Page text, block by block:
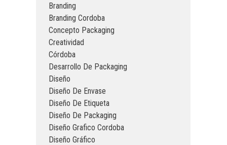
Branding
Branding Cordoba
Concepto Packaging
Creatividad
Córdoba
Desarrollo De Packaging
Diseño
Diseño De Envase
Diseño De Etiqueta
Diseño De Packaging
Diseño Grafico Cordoba
Diseño Gráfico